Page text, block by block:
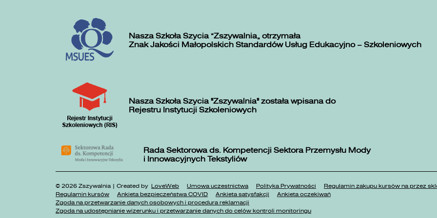
Nasza Szkoła Szycia „Zszywalnia” otrzymała
Znak Jakości Małopolskich Standardów Usług Edukacyjno – Szkoleniowych
Nasza Szkoła Szycia "Zszywalnia" została wpisana do
Rejestru Instytucji Szkoleniowych
Rada Sektorowa ds. Kompetencji Sektora Przemysłu Mody
i Innowacyjnych Tekstyliów
© 2026 Zszywalnia | Created by LoveWeb Umowa uczestnictwa Polityka Prywatności
Regulamin zakupu kursów na przez
Regulamin kursów
Ankieta bezpieczeństwa COVID Ankieta satysfakcji
Ankieta oczekiwań
Zgoda na przetwarzanie danych osobowych i procedura reklamacji
Zgoda na udostępnianie wizerunku i przetwarzanie danych do celów kontroli monitoringu